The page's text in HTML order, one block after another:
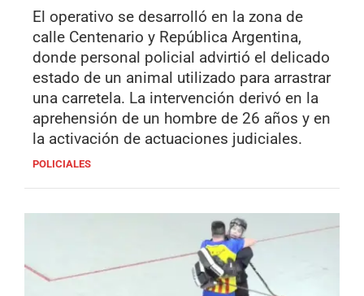
El operativo se desarrolló en la zona de
calle Centenario y República Argentina,
donde personal policial advirtió el delicado
estado de un animal utilizado para arrastrar
una carretela. La intervención derivó en la
aprehensión de un hombre de 26 años y en
la activación de actuaciones judiciales.
POLICIALES